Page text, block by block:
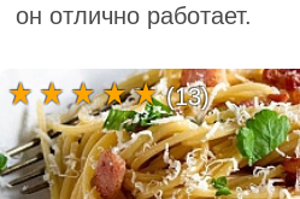
он отлично работает.
(13)